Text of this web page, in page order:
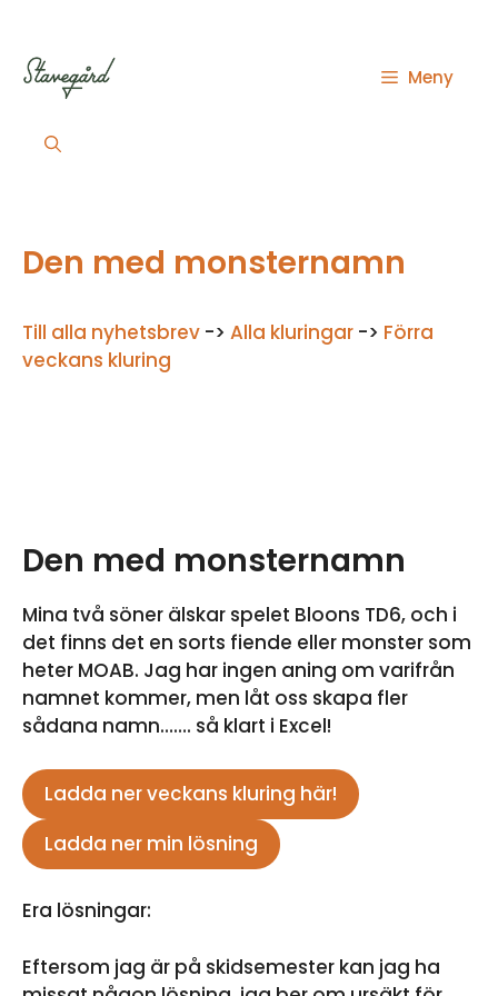
innehåll
Meny
Den med monsternamn
Till alla nyhetsbrev -> Alla kluringar -> Förra
veckans kluring
Den med monsternamn
Mina två söner älskar spelet Bloons TD6, och i
det finns det en sorts fiende eller monster som
heter MOAB. Jag har ingen aning om varifrån
namnet kommer, men låt oss skapa fler
sådana namn……. så klart i Excel!
Ladda ner veckans kluring här!
Ladda ner min lösning
Era lösningar:
Eftersom jag är på skidsemester kan jag ha